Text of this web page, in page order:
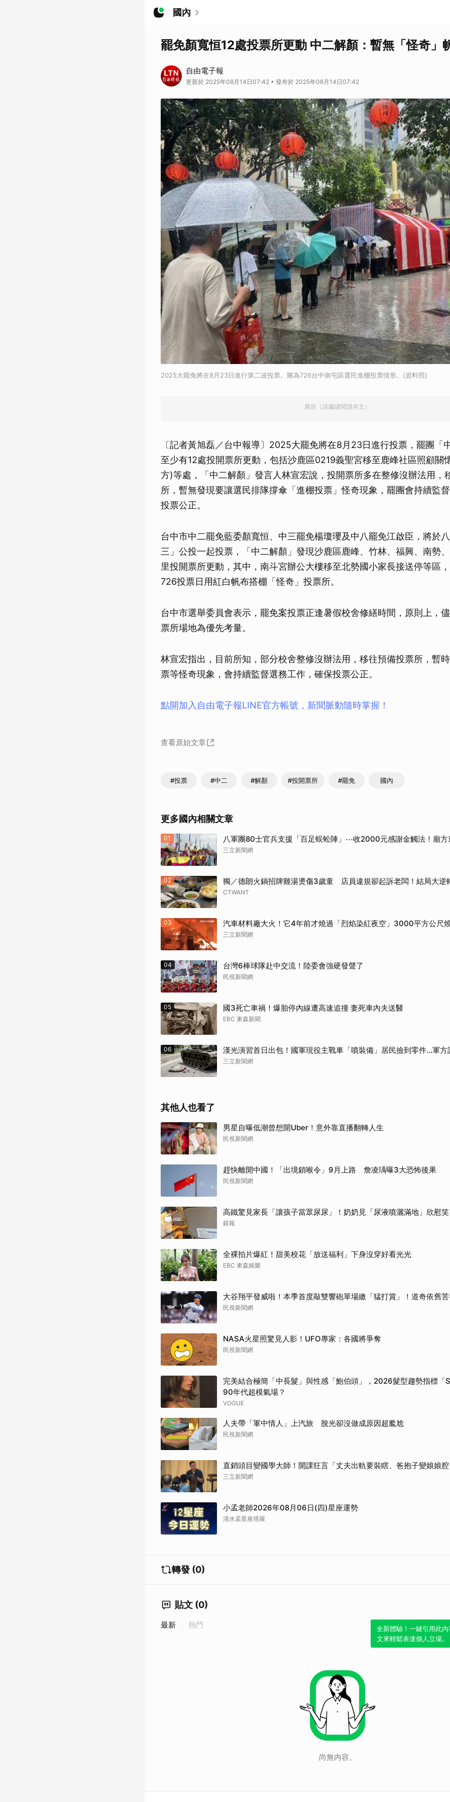
國內
罷免顏寬恒12處投票所更動 中二解顏：暫無「怪奇」
自由電子報
更新於 2025年08月14日07:42 • 發布於 2025年08月14日07:42
2025大罷免將在8月23日進行第二波投票。圖為726台中南屯區選民進棚投票情形。(資料照)
廣告（請繼續閱讀本文）
〔記者黃旭磊／台中報導〕2025大罷免將在8月23日進行投票，罷團「
至少有12處投開票所更動，包括沙鹿區0219義聖宮移至鹿峰社區照顧關
方)等處，「中二解顏」發言人林宣宏說，投開票所多在整修沒辦法用，
所，暫無發現要讓選民排隊撐傘「進棚投票」怪奇現象，罷團會持續監
投票公正。
台中市中二罷免藍委顏寬恒、中三罷免楊瓊瓔及中八罷免江啟臣，將於
三」公投一起投票，「中二解顏」發現沙鹿區鹿峰、竹林、福興、南勢
里投開票所更動，其中，南斗宮辦公大樓移至北勢國小家長接送停等區
726投票日用紅白帆布搭棚「怪奇」投票所。
台中市選舉委員會表示，罷免案投票正逢暑假校舍修繕時間，原則上，
票所場地為優先考量。
林宣宏指出，目前所知，部分校舍整修沒辦法用，移往預備投票所，暫
票等怪奇現象，會持續監督選務工作，確保投票公正。
點開加入自由電子報LINE官方帳號，新聞脈動隨時掌握！
查看原始文章
#投票 #中二 #解顏 #投開票所 #罷免 國內
更多國內相關文章
01 八軍團80士官兵支援「百足蜈蚣陣」⋯收2000元感謝金觸法！廟方
三立新聞網
02 獨／德朗火鍋招牌雞湯燙傷3歲童 店員違規卻起訴老闆！結局大逆
CTWANT
03 汽車材料廠大火！它4年前才燒過「烈焰染紅夜空」3000平方公尺
三立新聞網
04 台灣6棒球隊赴中交流！陸委會強硬發聲了
民視新聞網
05 國3死亡車禍！爆胎停內線遭高速追撞 妻死車內夫送醫
EBC 東森新聞
06 漢光演習首日出包！國軍現役主戰車「噴裝備」居民撿到零件…軍方
三立新聞網
其他人也看了
男星自曝低潮曾想開Uber！意外靠直播翻轉人生
民視新聞網
趕快離開中國！「出境鎖喉令」9月上路 詹凌瑀曝3大恐怖後果
民視新聞網
高鐵驚見家長「讓孩子當眾尿尿」！奶奶見「尿液噴灑滿地」欣慰
鏡報
全裸拍片爆紅！甜美校花「放送福利」下身沒穿好看光光
EBC 東森娛樂
大谷翔平發威啦！本季首度敲雙響砲單場繳「猛打賞」！道奇依舊
民視新聞網
NASA火星照驚見人影！UFO專家：各國將爭奪
民視新聞網
完美結合極簡「中長髮」與性感「鮑伯頭」，2026髮型趨勢指標「
90年代超模氣場？
VOGUE
人夫帶「軍中情人」上汽旅 脫光卻沒做成原因超尷尬
民視新聞網
直銷頭目變國學大師！開課狂言「丈夫出軌要裝瞎、爸抱子變娘娘腔
三立新聞網
小孟老師2026年08月06日(四)星座運勢
清水孟星座塔羅
轉發 (0)
貼文 (0)
全新體驗！一鍵引用此
文來輕鬆表達個人立場。
最新 熱門
尚無內容。